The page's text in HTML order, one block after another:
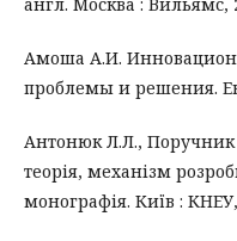
Амоша А.И.
проблемы и решения.
Антонюк Л.Л., Поручник
теорія, механізм
монографія. Київ : КНЕУ,